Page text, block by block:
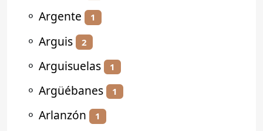
⚬ Argente 1
⚬ Arguis 2
⚬ Arguisuelas 1
⚬ Argüébanes 1
⚬ Arlanzón 1